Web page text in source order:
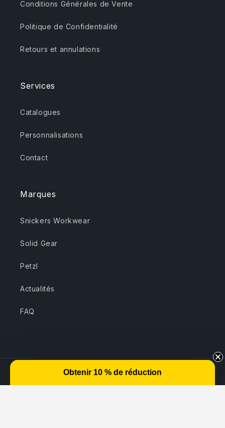
Conditions Générales de Vente
Politique de Confidentialité
Retours et annulations
Services
Catalogues
Personnalisations
Contact
Marques
Snickers Workwear
Solid Gear
Petzl
Actualités
FAQ
de